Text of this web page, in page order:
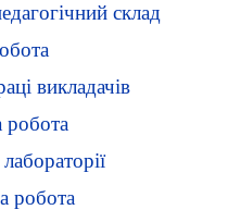
склад
викладачів
робота
робота